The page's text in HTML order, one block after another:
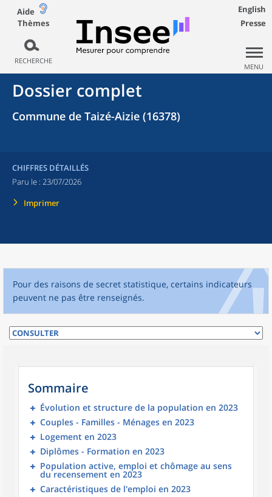
Aide
Thèmes
RECHERCHE
English
Presse
MENU
Dossier complet
Commune de Taizé-Aizie (16378)
CHIFFRES DÉTAILLÉS
Paru le : 23/07/2026
Imprimer
Pour des raisons de secret statistique, certains indicateurs
peuvent ne pas être renseignés.
Sommaire
Évolution et structure de la population en 2023
Couples - Familles - Ménages en 2023
Logement en 2023
Diplômes - Formation en 2023
Population active, emploi et chômage au sens
du recensement en 2023
Caractéristiques de l'emploi en 2023